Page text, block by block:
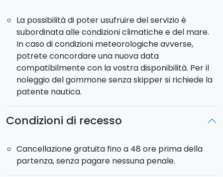
Sei pronto a tuffarti con noi?
La possibilità di poter usufruire del servizio è
subordinata alle condizioni climatiche e del mare.
In caso di condizioni meteorologiche avverse,
potrete concordare una nuova data
compatibilmente con la vostra disponibilità. Per il
noleggio del gommone senza skipper si richiede la
patente nautica.
Condizioni di recesso
Cancellazione gratuita fino a 48 ore prima della
partenza, senza pagare nessuna penale.